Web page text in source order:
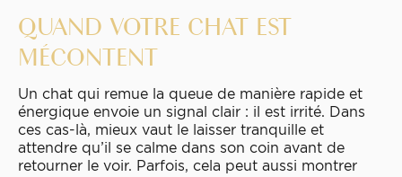
QUAND VOTRE CHAT EST
MÉCONTENT
Un chat qui remue la queue de manière rapide et
énergique envoie un signal clair : il est irrité. Dans
ces cas-là, mieux vaut le laisser tranquille et
attendre qu’il se calme dans son coin avant de
retourner le voir. Parfois, cela peut aussi montrer